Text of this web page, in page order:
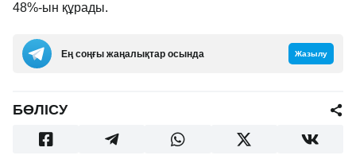
48%-ын құрады.
Ең соңғы жаңалықтар осында Жазылу
БӨЛІСУ